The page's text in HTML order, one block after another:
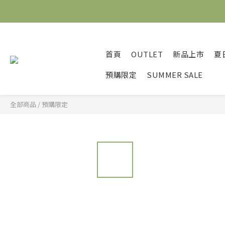
首頁 OUTLET 新品上市
夏
預購限定
SUMMER SALE
全部商品 / 預購限定